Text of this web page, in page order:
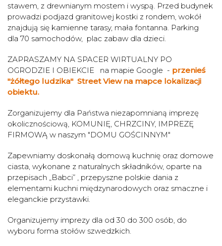
stawem, z drewnianym mostem i wyspą. Przed budynek
prowadzi podjazd granitowej kostki z rondem, wokół
znajdują się kamienne tarasy, mała fontanna. Parking
dla 70 samochodów, plac zabaw dla dzieci.
ZAPRASZAMY NA SPACER WIRTUALNY PO
OGRODZIE I OBIEKCIE na mapie Google - przenieś
"żółtego ludzika" Street View na mapce lokalizacji
obiektu.
Zorganizujemy dla Państwa niezapomnianą imprezę
okolicznościową, KOMUNIĘ, CHRZCINY, IMPREZĘ
FIRMOWĄ w naszym "DOMU GOŚCINNYM"
Zapewniamy doskonałą domową kuchnię oraz domowe
ciasta, wykonane z naturalnych składników, oparte na
przepisach „Babci” , przepyszne polskie dania z
elementami kuchni międzynarodowych oraz smaczne i
eleganckie przystawki.
Organizujemy imprezy dla od 30 do 300 osób, do
wyboru forma stołów szwedzkich.